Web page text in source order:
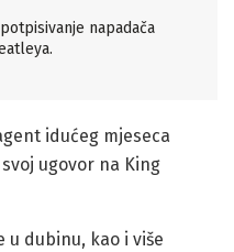
napadača
idućeg mjeseca
ugovor na King
u dubinu, kao i više